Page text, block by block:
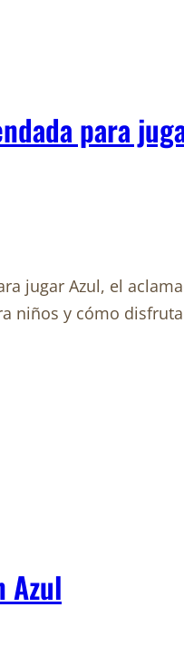
para
jugar Azul, el
niños y cómo
Azul